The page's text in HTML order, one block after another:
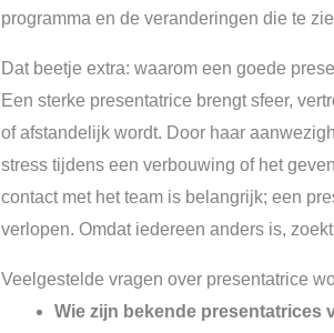
programma en de veranderingen die te
Dat beetje extra: waarom een goede
Een sterke presentatrice brengt sfeer,
of afstandelijk wordt. Door haar
stress tijdens een verbouwing of het
contact met het team is belangrijk; een
verlopen. Omdat iedereen anders is,
Veelgestelde vragen over presentatrice
Wie zijn bekende presentatrices